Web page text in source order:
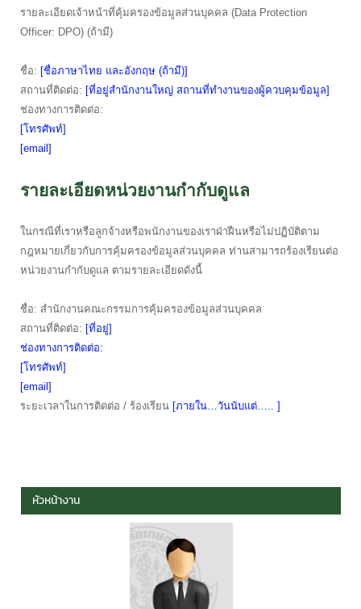
รายละเอียดเจ้าหน้าที่คุ้มครองข้อมูลส่วนบุคคล (Data Protection
Officer: DPO) (ถ้ามี)
ชื่อ: [ชื่อภาษาไทย และอังกฤษ (ถ้ามี)]
สถานที่ติดต่อ: [ที่อยู่สำนักงานใหญ่ สถานที่ทำงานของผู้ควบคุมข้อมูล]
ช่องทางการติดต่อ:
[โทรศัพท์]
[email]
รายละเอียดหน่วยงานกำกับดูแล
ในกรณีที่เราหรือลูกจ้างหรือพนักงานของเราฝ่าฝืนหรือไม่ปฏิบัติตาม
กฎหมายเกี่ยวกับการคุ้มครองข้อมูลส่วนบุคคล ท่านสามารถร้องเรียนต่อ
หน่วยงานกำกับดูแล ตามรายละเอียดดังนี้
ชื่อ: สำนักงานคณะกรรมการคุ้มครองข้อมูลส่วนบุคคล
สถานที่ติดต่อ: [ที่อยู่]
ช่องทางการติดต่อ:
[โทรศัพท์]
[email]
ระยะเวลาในการติดต่อ / ร้องเรียน [ภายใน…วันนับแต่….. ]
หัวหน้างาน